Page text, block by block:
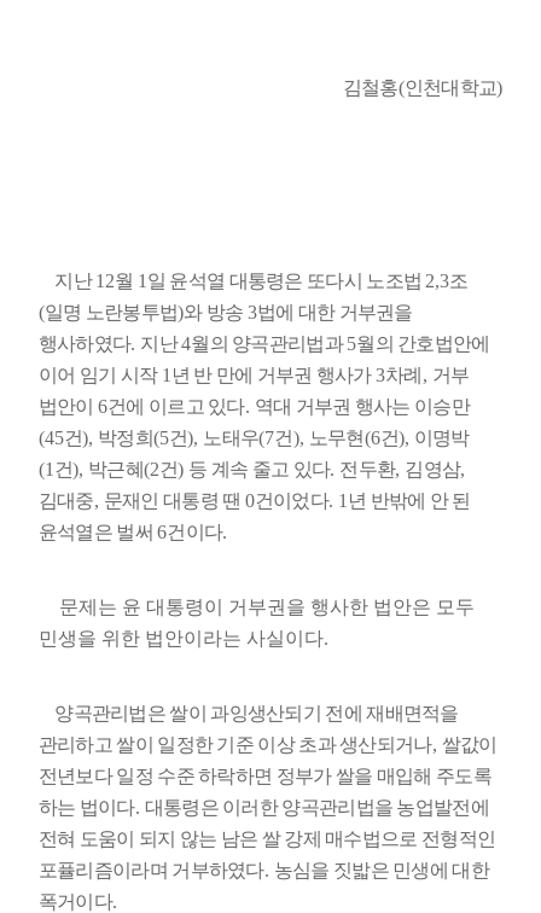
김철홍(인천대학교)
지난12월 1 일 윤석열 대통령은 또다시 노조법 2,3조
(일명 노란봉투법)와 방송 3법에 대한 거부권을
행사하였다. 지난4월의 양곡관리법과5월의 간호법안에
이어 임기 시작 1 년 반 만에 거부권 행사가3차례 , 거부
법안이6건에 이르고 있다. 역대 거부권 행사는 이승만
(45건), 박정희(5건), 노태우(7건), 노무현(6건), 이명박
(1 건), 박근혜(2건) 등 계속 줄고 있다. 전두환, 김영삼,
김대중, 문재인 대통령 땐 0건이었다. 1 년 반밖에 안 된
윤석열은 벌써6건이다.
문제는 윤 대통령이 거부권을 행사한 법안은 모두
민생을 위한 법안이라는 사실이다.
양곡관리법은 쌀이 과잉생산되기 전에 재배면적을
관리하고 쌀이 일정한 기준 이상 초과 생산되거나, 쌀값이
전년보다 일정 수준 하락하면 정부가 쌀을 매입해 주도록
하는 법이다. 대통령은 이러한 양곡관리법을 농업발전에
전혀 도움이 되지 않는 남은 쌀 강제 매수법으로 전형적인
포퓰리즘이라며 거부하였다. 농심을 짓밟은 민생에 대한
폭거이다.